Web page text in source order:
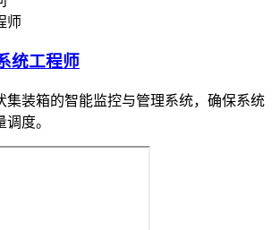
统工程师
集装箱的智能监控与管理系统，确保系统
度。